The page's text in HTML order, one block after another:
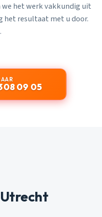
het werk vakkundig uit
het resultaat met u door.
09 05